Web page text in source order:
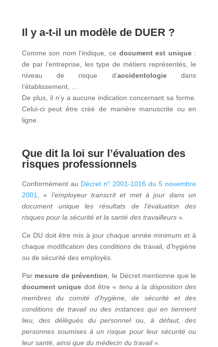
Il y a-t-il un modèle de DUER ?
Comme son nom l’indique, ce document est unique:
de par l’entreprise, les type de métiers représentés, le
niveau de risque d’accidentologiedans
l’établissement, …
De plus, il n’y a aucune indication concernant sa forme.
Celui-ci peut être créé de manière manuscrite ou en
ligne.
Que dit la loi sur l’évaluation des
risques professionnels
Conformément au Décret n° 2001-1016 du 5 novembre
2001
, « l’employeur transcrit et met à jour dans un
document unique les résultats de l’évaluation des
risques pour la sécurité et la santé des travailleurs».
Ce DU doit être mis à jour chaque année minimum et à
chaque modification des conditions de travail, d’hygiène
ou de sécurité des employés.
Par mesure de prévention , le Décret mentionne que le
document unique doit être « tenu à la disposition des
membres du comité d’hygiène, de sécurité et des
conditions de travail ou des instances qui en tiennent
lieu, des délégués du personnel ou, à défaut, des
personnes soumises à un risque pour leur sécurité ou
leur santé, ainsi que du médecin du travail».